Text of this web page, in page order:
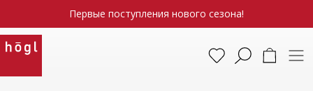
Первые поступления нового сезона!